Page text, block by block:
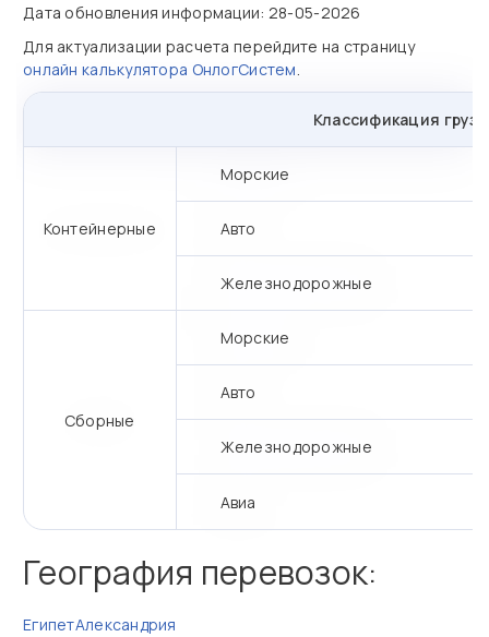
Дата обновления информации: 28-05-2026
Для актуализации расчета перейдите на страницу
онлайн калькулятора ОнлогСистем.
Классификация
Контейнерные
Морские
Авто
Железнодорожные
Сборные
Морские
Авто
Железнодорожные
Авиа
География перевозок:
ЕгипетАлександрия